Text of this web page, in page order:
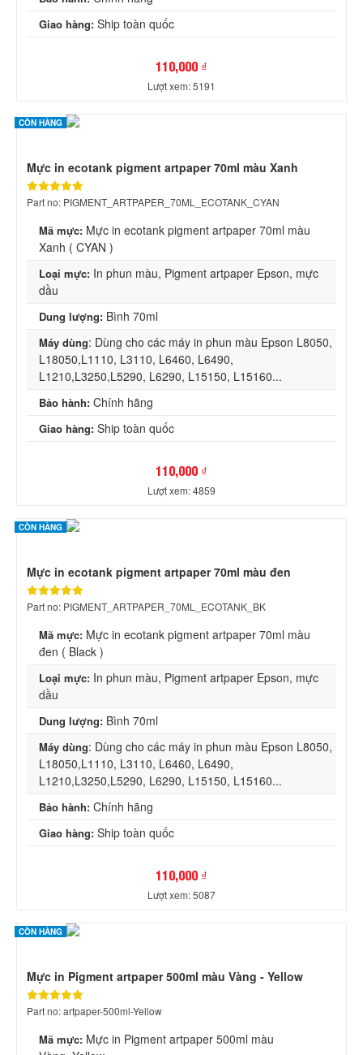
Giao hàng: Ship toàn quốc
110,000 ₫
Lượt xem: 5191
CÒN HÀNG
Mực in ecotank pigment artpaper 70ml màu Xanh
Part no: PIGMENT_ARTPAPER_70ML_ECOTANK_CYAN
Mã mực: Mực in ecotank pigment artpaper 70ml màu
Xanh ( CYAN )
Loại mực: In phun màu, Pigment artpaper Epson, mực
dầu
Dung lượng: Bình 70ml
Máy dùng: Dùng cho các máy in phun màu Epson L8050,
L18050,L1110, L3110, L6460, L6490,
L1210,L3250,L5290, L6290, L15150, L15160...
Bảo hành: Chính hãng
Giao hàng: Ship toàn quốc
110,000 ₫
Lượt xem: 4859
CÒN HÀNG
Mực in ecotank pigment artpaper 70ml màu đen
Part no: PIGMENT_ARTPAPER_70ML_ECOTANK_BK
Mã mực: Mực in ecotank pigment artpaper 70ml màu
đen ( Black )
Loại mực: In phun màu, Pigment artpaper Epson, mực
dầu
Dung lượng: Bình 70ml
Máy dùng: Dùng cho các máy in phun màu Epson L8050,
L18050,L1110, L3110, L6460, L6490,
L1210,L3250,L5290, L6290, L15150, L15160...
Bảo hành: Chính hãng
Giao hàng: Ship toàn quốc
110,000 ₫
Lượt xem: 5087
CÒN HÀNG
Mực in Pigment artpaper 500ml màu Vàng - Yellow
Part no: artpaper-500ml-Yellow
Mã mực: Mực in Pigment artpaper 500ml màu